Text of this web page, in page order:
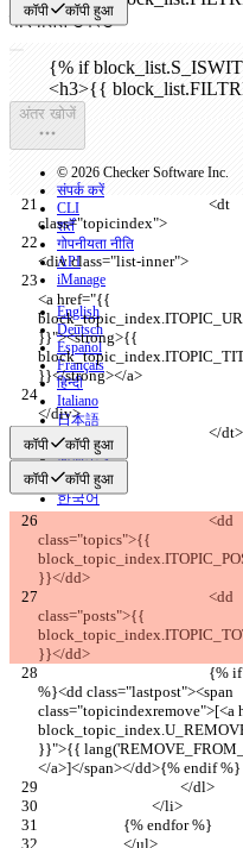
कॉपी कॉपी हुआ
						<dt
class="topicindex">
<div class="list-inner">
<a href="{{
}}"><strong>{{
}}</strong></a>
</div>
						</dt>
कॉपी कॉपी हुआ
कॉपी कॉपी हुआ
class="topics">{{
}}</dd>
class="posts">{{
}}</dd>
%}<dd class="lastpost"><span
class="topicindexremove">[<a
}}">{{
</a>]</span></dd>{% endif %}
					</dl>
				</li>
			{% endfor %}
			</ul>
परिवर्तित टेक्स्ट
अंतर खोजें
© 2026 Checker Software Inc.
संपर्क करें
CLI
शर्तें
गोपनीयता नीति
API
iManage
English
Deutsch
Español
Français
हिन्दी
Italiano
日本語
Português
简体中文
繁體中文
한국어